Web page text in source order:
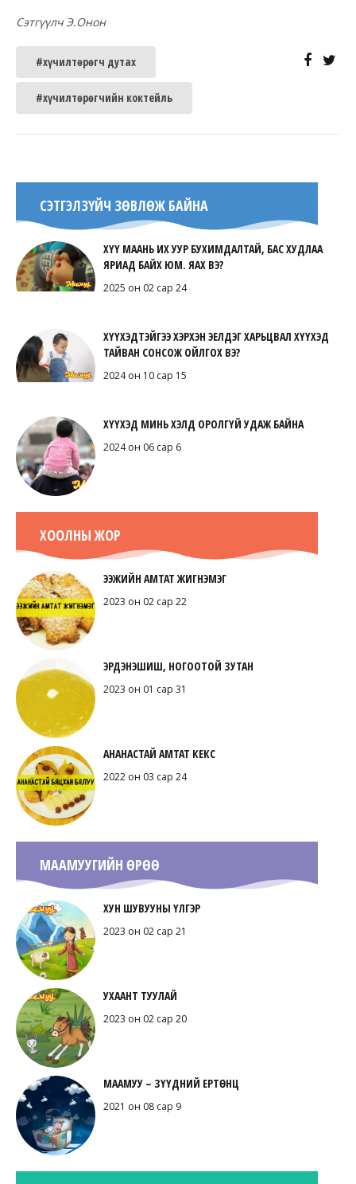
Сэтгүүлч Э.Онон
#хүчилтөрөгч дутах
#хүчилтөрөгчийн коктейль
СЭТГЭЛЗҮЙЧ ЗӨВЛӨЖ БАЙНА
ХҮҮ МААНЬ ИХ УУР БУХИМДАЛТАЙ, БАС ХУДЛАА
ЯРИАД БАЙХ ЮМ. ЯАХ ВЭ?
2025 он 02 сар 24
ХҮҮХЭДТЭЙГЭЭ ХЭРХЭН ЭЕЛДЭГ ХАРЬЦВАЛ ХҮҮХЭД
ТАЙВАН СОНСОЖ ОЙЛГОХ ВЭ?
2024 он 10 сар 15
ХҮҮХЭД МИНЬ ХЭЛД ОРОЛГҮЙ УДАЖ БАЙНА
2024 он 06 сар 6
ХООЛНЫ ЖОР
ЭЭЖИЙН АМТАТ ЖИГНЭМЭГ
2023 он 02 сар 22
ЭРДЭНЭШИШ, НОГООТОЙ ЗУТАН
2023 он 01 сар 31
АНАНАСТАЙ АМТАТ КЕКС
2022 он 03 сар 24
МААМУУГИЙН ӨРӨӨ
ХУН ШУВУУНЫ ҮЛГЭР
2023 он 02 сар 21
УХААНТ ТУУЛАЙ
2023 он 02 сар 20
МААМУУ – ЗҮҮДНИЙ ЕРТӨНЦ
2021 он 08 сар 9